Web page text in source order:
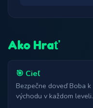
Ako Hrať
🎯 Cieľ
Bezpečne doveď Boba k
východu v každom leveli.